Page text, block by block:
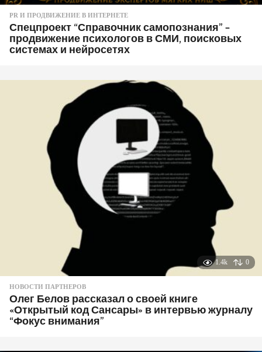
PR И ПРОДВИЖЕНИЕ В ИНТЕРНЕТЕ
Спецпроект “Справочник самопознания” –
продвижение психологов в СМИ, поисковых
системах и нейросетях
1.4k 0
НОВОСТИ ПАРТНЕРОВ
Олег Белов рассказал о своей книге
«Открытый код Сансары» в интервью журналу
“Фокус внимания”